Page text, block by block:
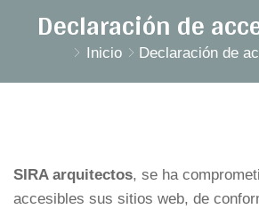
Declaración de
Inicio Declaración de
SIRA arquitectos, se ha
accesibles sus sitios web, de